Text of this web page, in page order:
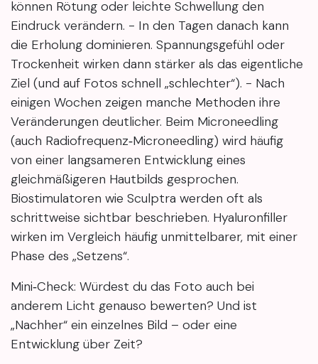
können Rötung oder leichte Schwellung den
Eindruck verändern. - In den Tagen danach kann
die Erholung dominieren. Spannungsgefühl oder
Trockenheit wirken dann stärker als das eigentliche
Ziel (und auf Fotos schnell „schlechter“). - Nach
einigen Wochen zeigen manche Methoden ihre
Veränderungen deutlicher. Beim Microneedling
(auch Radiofrequenz‑Microneedling) wird häufig
von einer langsameren Entwicklung eines
gleichmäßigeren Hautbilds gesprochen.
Biostimulatoren wie Sculptra werden oft als
schrittweise sichtbar beschrieben. Hyaluronfiller
wirken im Vergleich häufig unmittelbarer, mit einer
Phase des „Setzens“.
Mini‑Check: Würdest du das Foto auch bei
anderem Licht genauso bewerten? Und ist
„Nachher“ ein einzelnes Bild – oder eine
Entwicklung über Zeit?